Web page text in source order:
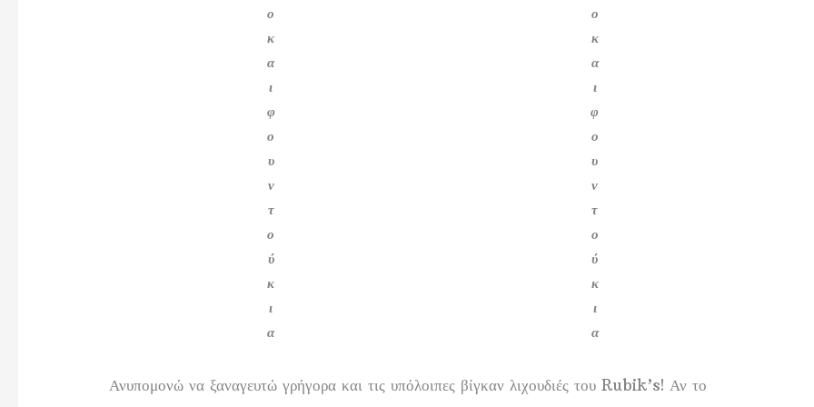
ο
κ
α
ι
φ
ο
υ
ν
τ
ο
ύ
κ
ι
α
ο
κ
α
ι
φ
ο
υ
ν
τ
ο
ύ
κ
ι
α
Ανυπομονώ να ξαναγευτώ γρήγορα και τις υπόλοιπες βίγκαν λιχουδιές του Rubik’s! Αν το